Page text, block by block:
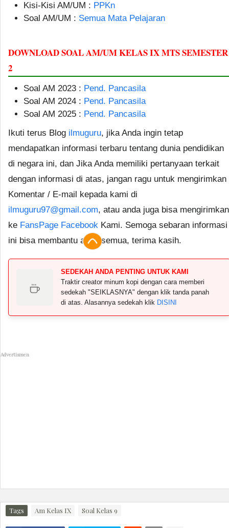
Kisi-Kisi AM/UM : PPKn
Soal AM/UM : Semua Mata Pelajaran
DOWNLOAD SOAL AM/UM KELAS IX MTS SEMESTER
2
Soal AM 2023 : Pend. Pancasila
Soal AM 2024 : Pend. Pancasila
Soal AM 2025 : Pend. Pancasila
Ikuti terus Blog ilmuguru, jika Anda ingin tetap
mendapatkan informasi terbaru tentang dunia pendidikan
di negara ini, dan Jika Anda memiliki pertanyaan terkait
dengan informasi di atas, jangan ragu untuk mengirimkan
Komentar / E-mail kepada kami di
ilmuguru97@gmail.com, atau anda juga bisa mengirimkan
ke FansPage Facebook Kami. Semoga sebaran informasi
ini bisa membantu anda semua, terima kasih.
SEDEKAH ANDA PENTING UNTUK KAMI
Traktir creator minum kopi dengan cara memberi
sedekah "SEIKLASNYA" dengan klik tanda panah
di atas. Alasannya sedekah klik DISINI
Advertismen
Tags Am Kelas IX Soal Kelas 9